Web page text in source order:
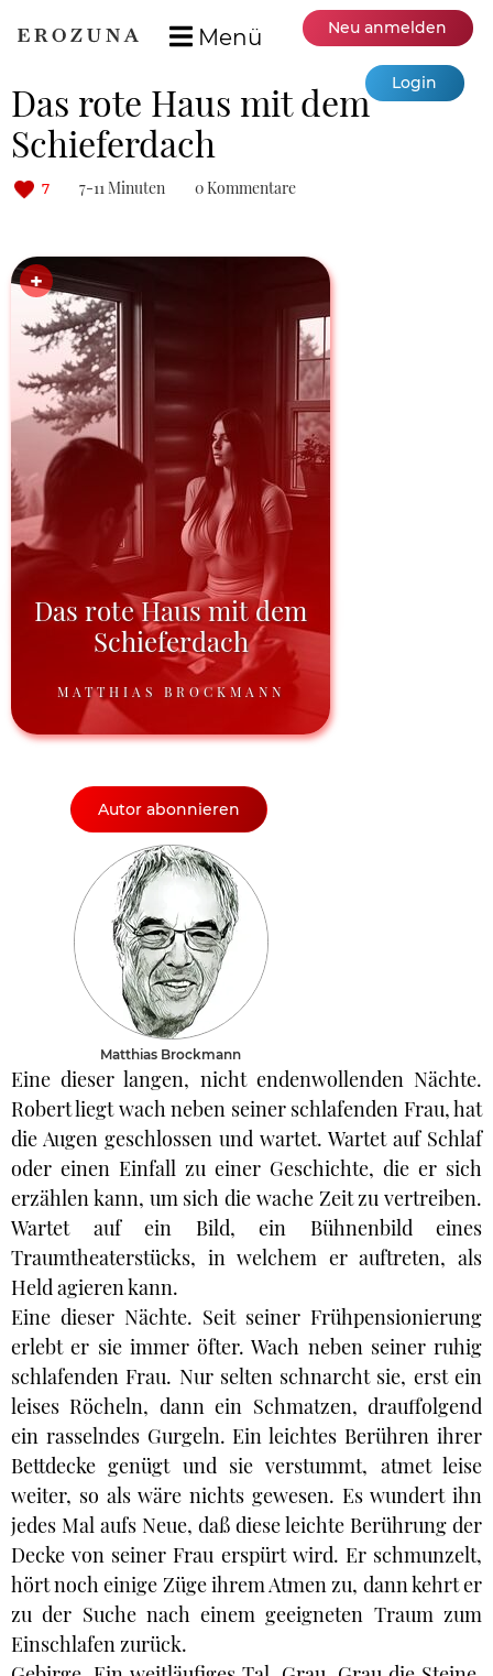
Menü Neu anmelden
Login
Das rote Haus mit dem
Schieferdach
7 7-11 Minuten 0 Kommentare
Das rote Haus mit dem
Schieferdach
MATTHIAS BROCKMANN
Autor abonnieren
Matthias Brockmann
Eine dieser langen, nicht endenwollenden Nächte.
Robert liegt wach neben seiner schlafenden Frau, hat
die Augen geschlossen und wartet. Wartet auf Schlaf
oder einen Einfall zu einer Geschichte, die er sich
erzählen kann, um sich die wache Zeit zu vertreiben.
Wartet auf ein Bild, ein Bühnenbild eines
Traumtheaterstücks, in welchem er auftreten, als
Held agieren kann.
Eine dieser Nächte. Seit seiner Frühpensionierung
erlebt er sie immer öfter. Wach neben seiner ruhig
schlafenden Frau. Nur selten schnarcht sie, erst ein
leises Röcheln, dann ein Schmatzen, drauffolgend
ein rasselndes Gurgeln. Ein leichtes Berühren ihrer
Bettdecke genügt und sie verstummt, atmet leise
weiter, so als wäre nichts gewesen. Es wundert ihn
jedes Mal aufs Neue, daß diese leichte Berührung der
Decke von seiner Frau erspürt wird. Er schmunzelt,
hört noch einige Züge ihrem Atmen zu, dann kehrt er
zu der Suche nach einem geeigneten Traum zum
Einschlafen zurück.